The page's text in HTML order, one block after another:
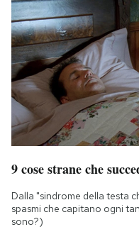
9 cose strane che
Dalla "sindrome della testa
spasmi che capitano ogni
sono?)